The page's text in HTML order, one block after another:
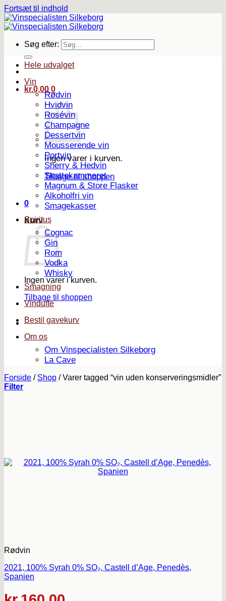
Fortsæt til indhold
Søg efter:
kr.0,00 0
Ingen varer i kurven.
Tilbage til shoppen
0
Kurv
Ingen varer i kurven.
Tilbage til shoppen
Hele udvalget
Vin
Rødvin
Hvidvin
Rosévin
Champagne
Dessertvin
Mousserende vin
Portvin
Sherry & Hedvin
Skattekammeret
Magnum & Store Flasker
Alkoholfri vin
Smagekasser
Spiritus
Cognac
Gin
Rom
Vodka
Whisky
Smagning
Vindufte
Bestil gavekurv
Om os
Om Vinspecialisten Silkeborg
La Cave
Forside / Shop /Varer tagged “vin uden konserveringsmidler”
Filter
Rødvin
2021, 100% Syrah 0% SO₂, Castell d’Age, Penedès,
Spanien